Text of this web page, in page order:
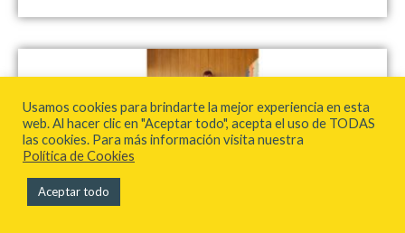
Usamos cookies para brindarte la mejor experiencia en esta
web. Al hacer clic en "Aceptar todo", acepta el uso de TODAS
las cookies. Para más información visita nuestra
Política de Cookies
Aceptar todo